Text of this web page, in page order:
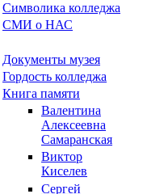
Символика колледжа
СМИ о НАС
Документы музея
Гордость колледжа
Книга памяти
Валентина
Алексеевна
Самаранская
Виктор
Киселев
Сергей